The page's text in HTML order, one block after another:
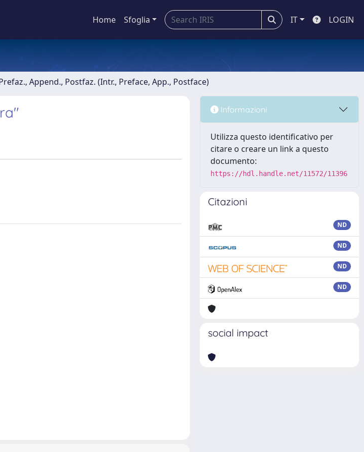
Home Sfoglia IT LOGIN
Append., Postfaz. (Intr., Preface, App., Postface)
Informazioni
Utilizza questo identificativo per
citare o creare un link a questo
documento:
https://hdl.handle.net/11572/11396
Citazioni
ND
ND
ND
ND
social impact